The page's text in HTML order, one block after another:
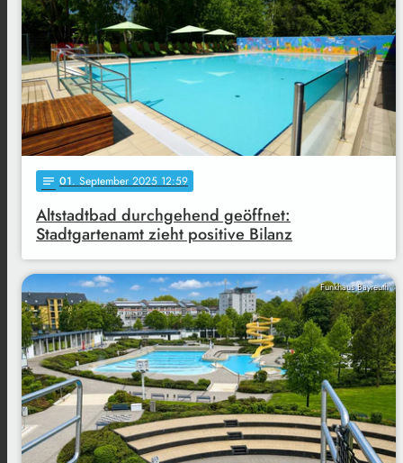
notes 01. September 2025 12:59
Altstadtbad durchgehend geöffnet:
Stadtgartenamt zieht positive Bilanz
Funkhaus Bayreuth